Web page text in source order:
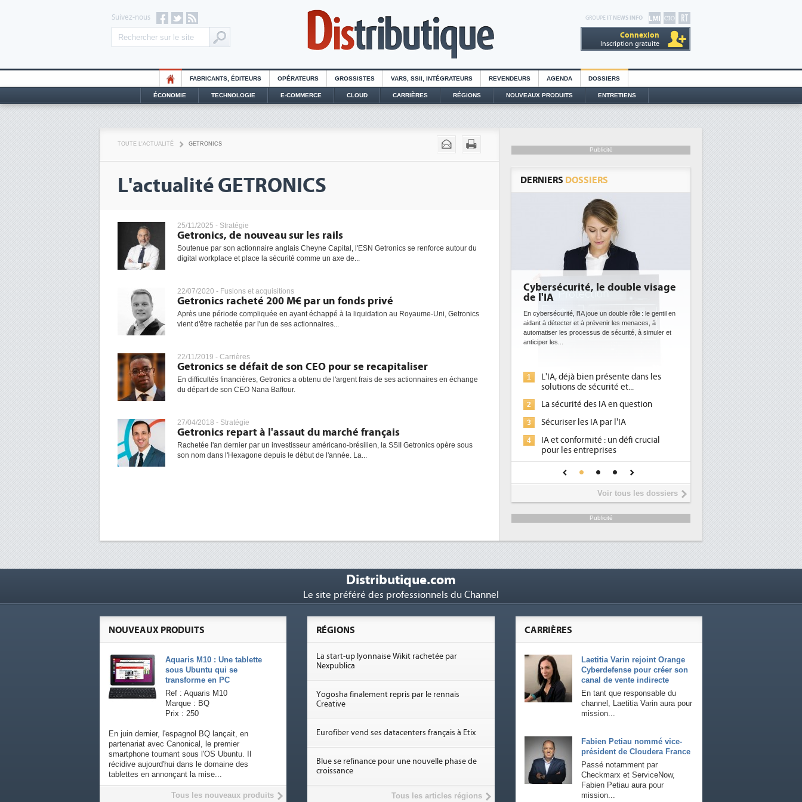
GROUPE IT NEWS INFO
Connexion
Inscription gratuite
Suivez-nous
FABRICANTS, ÉDITEURS OPÉRATEURS GROSSISTES VARS, SSII, INTÉGRATEURS REVENDEURS AGENDA DOSSIERS
ÉCONOMIE TECHNOLOGIE E-COMMERCE CLOUD CARRIÈRES RÉGIONS NOUVEAUX PRODUITS ENTRETIENS
TOUTE L'ACTUALITÉ GETRONICS
L'actualité GETRONICS
25/11/2025 - Stratégie
Getronics, de nouveau sur les rails
Soutenue par son actionnaire anglais Cheyne Capital, l'ESN Getronics se renforce autour du
digital workplace et place la sécurité comme un axe de...
22/07/2020 - Fusions et acquisitions
Getronics racheté 200 M€ par un fonds privé
Après une période compliquée en ayant échappé à la liquidation au Royaume-Uni, Getronics
vient d'être rachetée par l'un de ses actionnaires...
22/11/2019 - Carrières
Getronics se défait de son CEO pour se recapitaliser
En difficultés financières, Getronics a obtenu de l'argent frais de ses actionnaires en échange
du départ de son CEO Nana Baffour.
27/04/2018 - Stratégie
Getronics repart à l'assaut du marché français
Rachetée l'an dernier par un investisseur américano-brésilien, la SSII Getronics opère sous
son nom dans l'Hexagone depuis le début de l'année. La...
Publicité
DERNIERS DOSSIERS
Cybersécurité, le double visage
de l'IA
En cybersécurité, l'IA joue un double rôle : le gentil en
aidant à détecter et à prévenir les menaces, à
automatiser les processus de sécurité, à simuler et
anticiper les...
1
L'IA, déjà bien présente dans les
solutions de sécurité et...
2 La sécurité des IA en question
3 Sécuriser les IA par l'IA
4
IA et conformité : un défi crucial
pour les entreprises
Une IA de confiance pour une IA
plus sûre ?
Voir tous les dossiers
Publicité
Distributique.com
Le site préféré des professionnels du Channel
CARRIÈRES
Laetitia Varin rejoint Orange
Cyberdefense pour créer son
canal de vente indirecte
En tant que responsable du
channel, Laetitia Varin aura pour
mission...
Fabien Petiau nommé vice-
président de Cloudera France
Passé notamment par
Checkmarx et ServiceNow,
Fabien Petiau aura pour
mission...
NOUVEAUX PRODUITS
Aquaris M10 : Une tablette
sous Ubuntu qui se
transforme en PC
Ref : Aquaris M10
Marque : BQ
Prix : 250
En juin dernier, l'espagnol BQ lançait, en
partenariat avec Canonical, le premier
smartphone tournant sous l'OS Ubuntu. Il
récidive aujourd'hui dans le domaine des
tablettes en annonçant la mise...
Tous les nouveaux produits
RÉGIONS
La start-up lyonnaise Wikit rachetée par
Nexpublica
Yogosha finalement repris par le rennais
Creative
Eurofiber vend ses datacenters français à Etix
Blue se refinance pour une nouvelle phase de
croissance
Tous les articles régions